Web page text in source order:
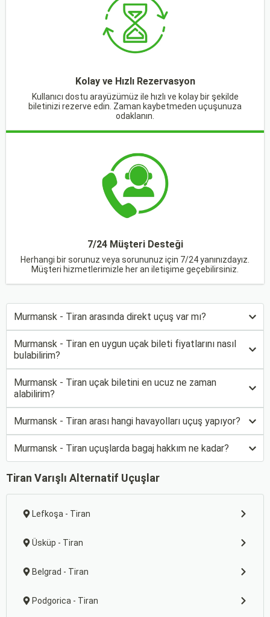
Kolay ve Hızlı Rezervasyon
Kullanıcı dostu arayüzümüz ile hızlı ve kolay bir şekilde
biletinizi rezerve edin. Zaman kaybetmeden uçuşunuza
odaklanın.
7/24 Müşteri Desteği
Herhangi bir sorunuz veya sorununuz için 7/24 yanınızdayız.
Müşteri hizmetlerimizle her an iletişime geçebilirsiniz.
Murmansk - Tiran arasında direkt uçuş var mı?
Murmansk - Tiran en uygun uçak bileti fiyatlarını nasıl
bulabilirim?
Murmansk - Tiran uçak biletini en ucuz ne zaman
alabilirim?
Murmansk - Tiran arası hangi havayolları uçuş yapıyor?
Murmansk - Tiran uçuşlarda bagaj hakkım ne kadar?
Tiran Varışlı Alternatif Uçuşlar
Lefkoşa - Tiran
Üsküp - Tiran
Belgrad - Tiran
Podgorica - Tiran